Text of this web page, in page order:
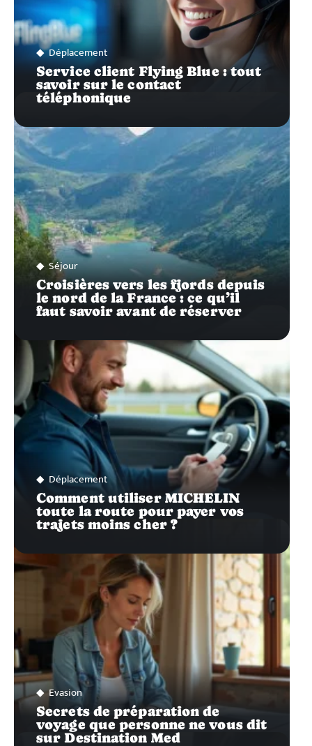
Déplacement
Service client Flying Blue : tout
savoir sur le contact
téléphonique
Séjour
Croisières vers les fjords depuis
le nord de la France : ce qu’il
faut savoir avant de réserver
Déplacement
Comment utiliser MICHELIN
toute la route pour payer vos
trajets moins cher ?
Evasion
Secrets de préparation de
voyage que personne ne vous dit
sur Destination Med